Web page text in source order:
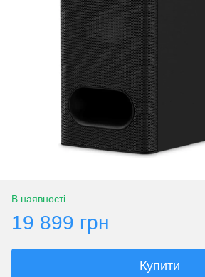
В наявності
19 899 грн
Купити